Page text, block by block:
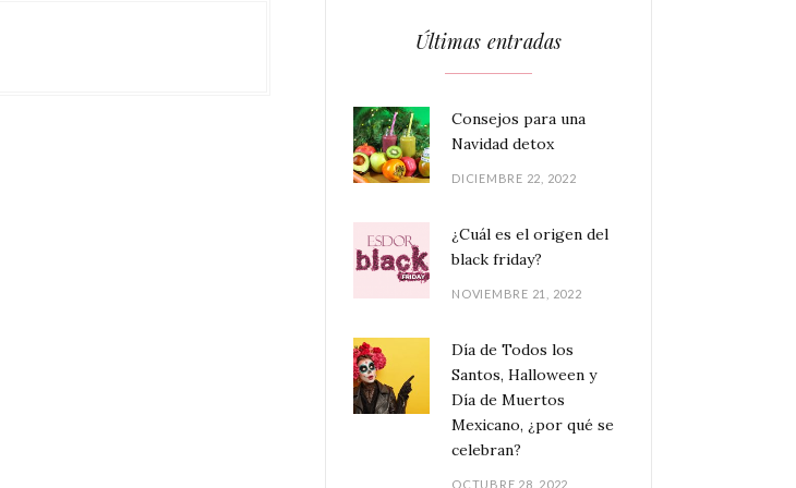
Últimas entradas
Consejos para una
Navidad detox
DICIEMBRE 22, 2022
¿Cuál es el origen del
black friday?
NOVIEMBRE 21, 2022
Día de Todos los
Santos, Halloween y
Día de Muertos
Mexicano, ¿por qué se
celebran?
OCTUBRE 28, 2022